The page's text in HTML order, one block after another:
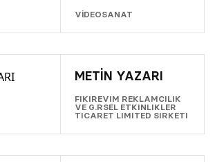
VİDEOSANAT
METİN YAZARI
FIKIREVIM REKLAMCILIK
VE G.RSEL ETKINLIKLER
TICARET LIMITED SIRKETI